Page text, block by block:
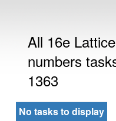
All 16e
numbers
1363
No tasks to display